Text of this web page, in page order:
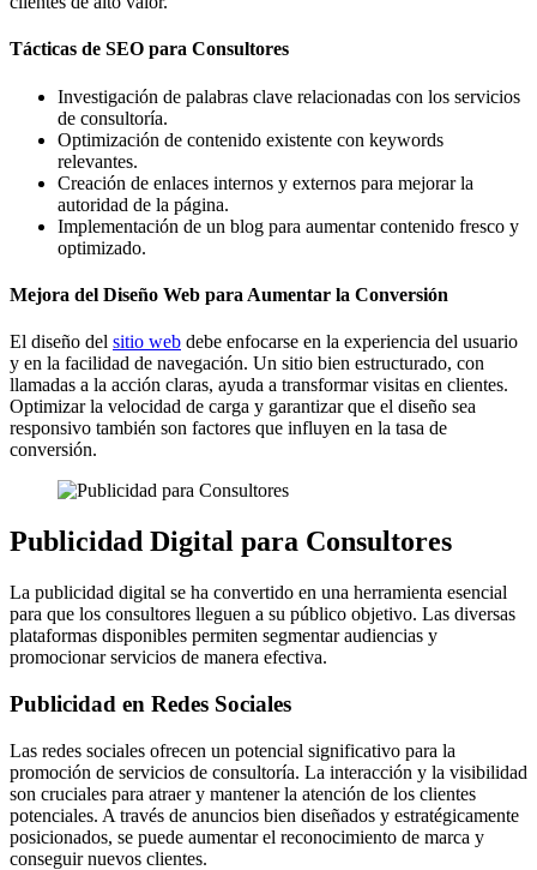
Tácticas de SEO para Consultores
Investigación de palabras clave relacionadas con los servicios
de consultoría.
Optimización de contenido existente con keywords
relevantes.
Creación de enlaces internos y externos para mejorar la
autoridad de la página.
Implementación de un blog para aumentar contenido fresco y
optimizado.
Mejora del Diseño Web para Aumentar la Conversión
El diseño del sitio web debe enfocarse en la experiencia del usuario
y en la facilidad de navegación. Un sitio bien estructurado, con
llamadas a la acción claras, ayuda a transformar visitas en clientes.
Optimizar la velocidad de carga y garantizar que el diseño sea
responsivo también son factores que influyen en la tasa de
conversión.
Publicidad Digital para Consultores
La publicidad digital se ha convertido en una herramienta esencial
para que los consultores lleguen a su público objetivo. Las diversas
plataformas disponibles permiten segmentar audiencias y
promocionar servicios de manera efectiva.
Publicidad en Redes Sociales
Las redes sociales ofrecen un potencial significativo para la
promoción de servicios de consultoría. La interacción y la visibilidad
son cruciales para atraer y mantener la atención de los clientes
potenciales. A través de anuncios bien diseñados y estratégicamente
posicionados, se puede aumentar el reconocimiento de marca y
conseguir nuevos clientes.